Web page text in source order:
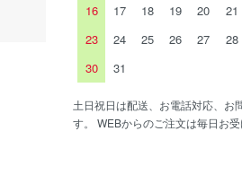
16
17 18 19 20 21
23
24 25 26 27 28
30
31
土日祝日は配送、お電話対応、お
す。 WEBからのご注文は毎日お受